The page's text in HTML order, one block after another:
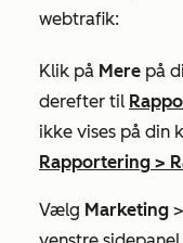
webtrafik:
Klik på Mere på
derefter til
ikke vises på din
Rapportering >
Vælg Marketing >